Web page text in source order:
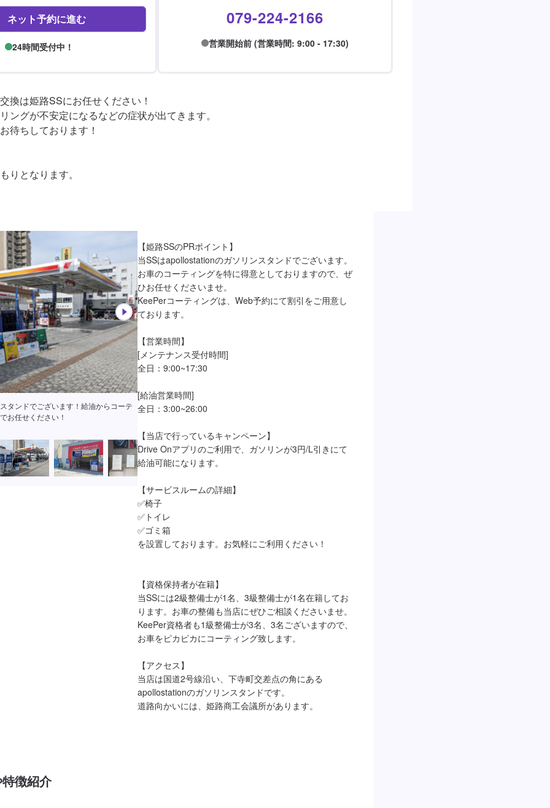
ネット予約に進む
24時間受付中！
079-224-2166
営業開始前 (営業時間: 9:00 - 17:30)
換は姫路SSにお任せください！
ングが不安定になるなどの症状が出てきます。
待ちしております！
りとなります。
タンドでございます！給油からコーテ
お任せください！
【姫路SSのPRポイント】
当SSはapollostationのガソリンスタンドでございます。
お車のコーティングを特に得意としておりますので、ぜ
ひお任せくださいませ。
KeePerコーティングは、Web予約にて割引をご用意し
ております。
【営業時間】
[メンテナンス受付時間]
全日：9:00~17:30
[給油営業時間]
全日：3:00~26:00
【当店で行っているキャンペーン】
Drive Onアプリのご利用で、ガソリンが3円/L引きにて
給油可能になります。
【サービスルームの詳細】
✅椅子
✅トイレ
✅ゴミ箱
を設置しております。お気軽にご利用ください！
【資格保持者が在籍】
当SSには2級整備士が1名、3級整備士が1名在籍してお
ります。お車の整備も当店にぜひご相談くださいませ。
KeePer資格者も1級整備士が3名、3名ございますので、
お車をピカピカにコーティング致します。
【アクセス】
当店は国道2号線沿い、下寺町交差点の角にある
apollostationのガソリンスタンドです。
道路向かいには、姫路商工会議所があります。
徴紹介